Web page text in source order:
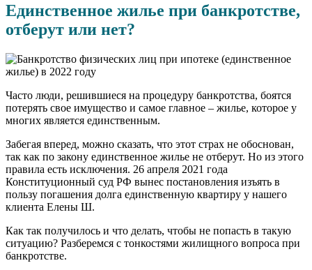
Единственное жилье при банкротстве,
отберут или нет?
Часто люди, решившиеся на процедуру банкротства, боятся
потерять свое имущество и самое главное – жилье, которое у
многих является единственным.
Забегая вперед, можно сказать, что этот страх не обоснован,
так как по закону единственное жилье не отберут. Но из этого
правила есть исключения. 26 апреля 2021 года
Конституционный суд РФ вынес постановления изъять в
пользу погашения долга единственную квартиру у нашего
клиента Елены Ш.
Как так получилось и что делать, чтобы не попасть в такую
ситуацию? Разберемся с тонкостями жилищного вопроса при
банкротстве.